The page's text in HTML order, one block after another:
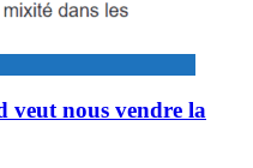
veut nous vendre la